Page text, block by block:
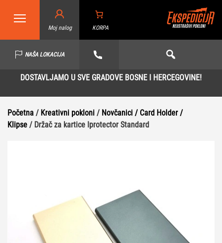
Moj nalog KORPA
NAŠA LOKACIJA
DOSTAVLJAMO U SVE GRADOVE BOSNE I HERCEGOVINE!
Početna / Kreativni pokloni / Novčanici / Card Holder /
Klipse / Držač za kartice Iprotector Standard